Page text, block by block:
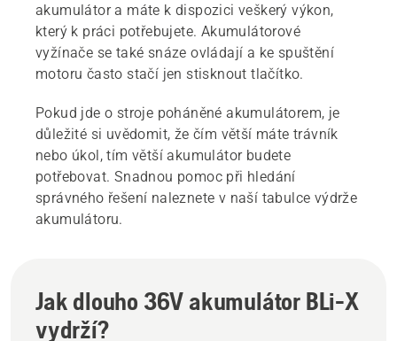
akumulátor a máte k dispozici veškerý výkon,
který k práci potřebujete. Akumulátorové
vyžínače se také snáze ovládají a ke spuštění
motoru často stačí jen stisknout tlačítko.
Pokud jde o stroje poháněné akumulátorem, je
důležité si uvědomit, že čím větší máte trávník
nebo úkol, tím větší akumulátor budete
potřebovat. Snadnou pomoc při hledání
správného řešení naleznete v naší tabulce výdrže
akumulátoru.
Jak dlouho 36V akumulátor BLi-X
vydrží?